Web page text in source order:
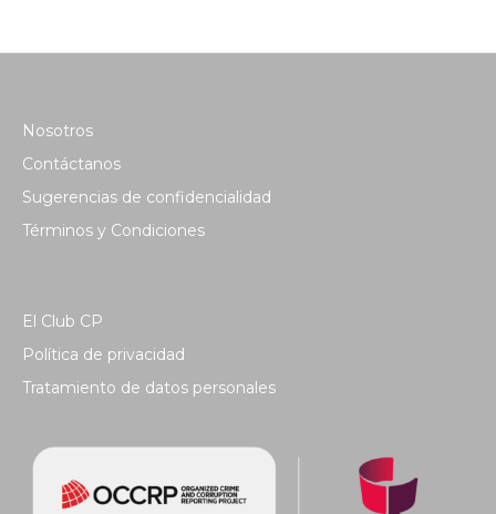
Nosotros
Contáctanos
Sugerencias de confidencialidad
Términos y Condiciones
El Club CP
Política de privacidad
Tratamiento de datos personales